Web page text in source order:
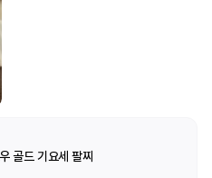
골드 기요세 팔찌